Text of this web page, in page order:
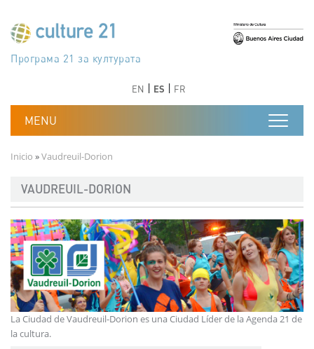
جدول أعمال القرن 21 للثقافة
Програма 21 за културата
Agenda 21 de la cultura
Agjenda 21 për kulturë
Agenda 21 van cultuur
Agenda 21 for culture
Kulturaren Agenda 21
Agenda 21 de la culture
Axenda 21 da cultura
Agenda 21 für Kultur
Agenda 21 della cultura
文化のためのアジェンダ21
دستورکار 21 برای فرهنگ
Agenda 21 dla kultury
Agenda 21 da cultura
Повестка дня 21 для культуры
Agenda 21 za kulturu
Agenda 21 de la cultura
Agenda 21 för kulturen
Kültür için Gündem 21
Порядок денний 21 для культури
EN ES FR
Ruta de navegación
Inicio Vaudreuil-Dorion
VAUDREUIL-DORION
Imagen
La Ciudad de Vaudreuil-Dorion es una Ciudad Líder de la Agenda 21 de
la cultura.